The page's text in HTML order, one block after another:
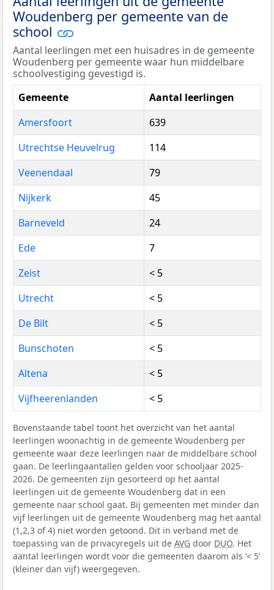
Woudenberg per gemeente van de
school
Aantal leerlingen met een huisadres in de gemeente
Woudenberg per gemeente waar hun middelbare
schoolvestiging gevestigd is.
Gemeente
Aantal leerlingen
Amersfoort
639
Utrechtse Heuvelrug
114
Veenendaal
79
Nijkerk
45
Barneveld
24
Ede
7
Zeist
< 5
Utrecht
< 5
De Bilt
< 5
Bunschoten
< 5
Altena
< 5
Vijfheerenlanden
< 5
Bovenstaande tabel toont het overzicht van het aantal
leerlingen woonachtig in de gemeente Woudenberg per
gemeente waar deze leerlingen naar de middelbare school
gaan. De leerlingaantallen gelden voor schooljaar 2025-
2026. De gemeenten zijn gesorteerd op het aantal
leerlingen uit de gemeente Woudenberg dat in een
gemeente naar school gaat. Bij gemeenten met minder dan
vijf leerlingen uit de gemeente Woudenberg mag het aantal
(1,2,3 of 4) niet worden getoond. Dit in verband met de
toepassing van de privacyregels uit de AVG door DUO. Het
aantal leerlingen wordt voor die gemeenten daarom als ‘< 5’
(kleiner dan vijf) weergegeven.